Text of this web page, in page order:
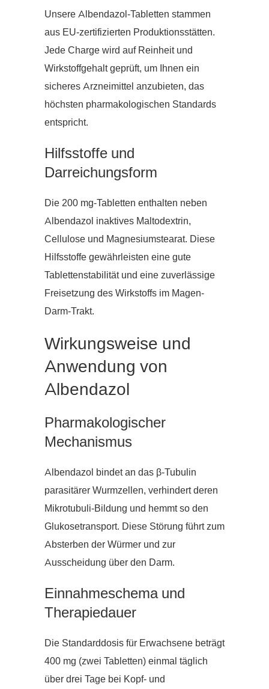
Unsere Albendazol-Tabletten stammen
aus EU-zertifizierten Produktionsstätten.
Jede Charge wird auf Reinheit und
Wirkstoffgehalt geprüft, um Ihnen ein
sicheres Arzneimittel anzubieten, das
höchsten pharmakologischen Standards
entspricht.
Hilfsstoffe und
Darreichungsform
Die 200 mg-Tabletten enthalten neben
Albendazol inaktives Maltodextrin,
Cellulose und Magnesiumstearat. Diese
Hilfsstoffe gewährleisten eine gute
Tablettenstabilität und eine zuverlässige
Freisetzung des Wirkstoffs im Magen-
Darm-Trakt.
Wirkungsweise und
Anwendung von
Albendazol
Pharmakologischer
Mechanismus
Albendazol bindet an das β-Tubulin
parasitärer Wurmzellen, verhindert deren
Mikrotubuli-Bildung und hemmt so den
Glukosetransport. Diese Störung führt zum
Absterben der Würmer und zur
Ausscheidung über den Darm.
Einnahmeschema und
Therapiedauer
Die Standarddosis für Erwachsene beträgt
400 mg (zwei Tabletten) einmal täglich
über drei Tage bei Kopf- und